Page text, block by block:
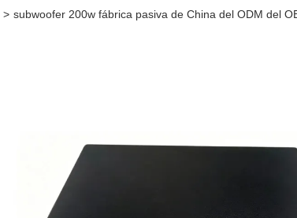
> subwoofer 200w fábrica pasiva de China del ODM del